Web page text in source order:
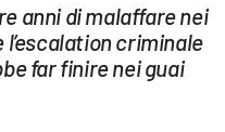
anni di malaffare nei
criminale
far finire nei guai